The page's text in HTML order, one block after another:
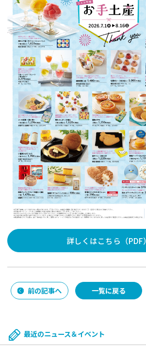
詳しくはこちら（PDF）
前の記事へ 一覧に戻る
最近のニュース＆イベント